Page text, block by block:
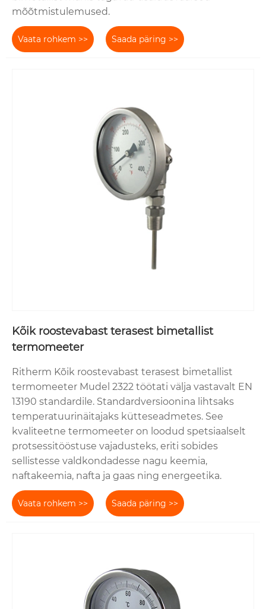
mõõtmistulemused.
Vaata rohkem >> Saada päring >>
Kõik roostevabast terasest bimetallist
termomeeter
Ritherm Kõik roostevabast terasest bimetallist
termomeeter Mudel 2322 töötati välja vastavalt EN
13190 standardile. Standardversioonina lihtsaks
temperatuurinäitajaks kütteseadmetes. See
kvaliteetne termomeeter on loodud spetsiaalselt
protsessitööstuse vajadusteks, eriti sobides
sellistesse valdkondadesse nagu keemia,
naftakeemia, nafta ja gaas ning energeetika.
Vaata rohkem >> Saada päring >>